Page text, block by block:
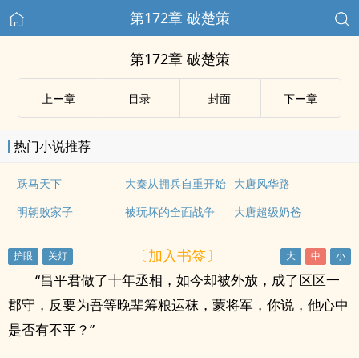
第172章 破楚策
第172章 破楚策
上ー章 目录 封面 下ー章
热门小说推荐
跃马天下 大秦从拥兵自重开始 大唐风华路
明朝败家子
被玩坏的全面战争 大唐超级奶爸
〔加入书签〕
“昌平君做了十年丞相，如今却被外放，成了区区一
郡守，反要为吾等晚辈筹粮运秣，蒙将军，你说，他心中
是否有不平？”